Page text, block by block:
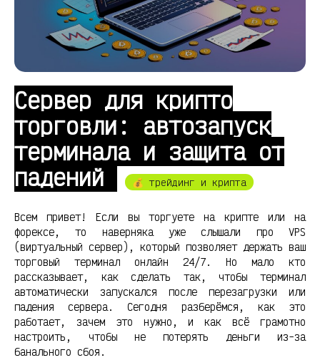
Сервер для крипто
торговли: автозапуск
терминала и защита от
падений
💰 трейдинг и крипта
Всем привет! Если вы торгуете на крипте или на
форексе, то наверняка уже слышали про VPS
(виртуальный сервер), который позволяет держать ваш
торговый терминал онлайн 24/7. Но мало кто
рассказывает, как сделать так, чтобы терминал
автоматически запускался после перезагрузки или
падения сервера. Сегодня разберёмся, как это
работает, зачем это нужно, и как всё грамотно
настроить, чтобы не потерять деньги из-за
банального сбоя.